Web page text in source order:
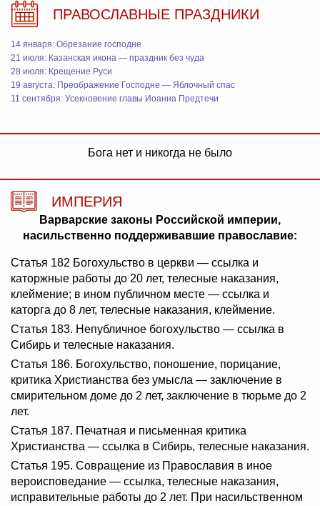
ПРАВОСЛАВНЫЕ ПРАЗДНИКИ
14 января: Обрезание господне
21 июля: Казанская икона — праздник без чуда
28 июля: Крещение Руси
19 августа: Преображение Господне — Яблочный спас
11 сентября: Усекновение главы Иоанна Предтечи
Бога нет и никогда не было
ИМПЕРИЯ
Варварские законы Российской империи,
насильственно поддерживавшие православие:
Статья 182 Богохульство в церкви — ссылка и
каторжные работы до 20 лет, телесные наказания,
клеймение; в ином публичном месте — ссылка и
каторга до 8 лет, телесные наказания, клеймение.
Статья 183. Непубличное богохульство — ссылка в
Сибирь и телесные наказания.
Статья 186. Богохульство, поношение, порицание,
критика Христианства без умысла — заключение в
смирительном доме до 2 лет, заключение в тюрьме до 2
лет.
Статья 187. Печатная и письменная критика
Христианства — ссылка в Сибирь, телесные наказания.
Статья 195. Совращение из Православия в иное
вероисповедание — ссылка, телесные наказания,
исправительные работы до 2 лет. При насильственном